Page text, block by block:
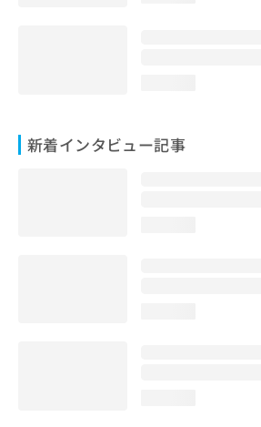
新着インタビュー記事